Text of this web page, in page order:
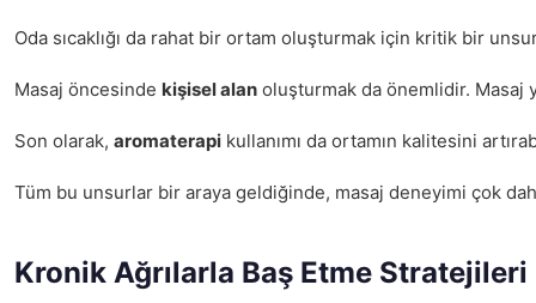
Oda sıcaklığı da rahat bir ortam oluşturmak için kritik bir
Masaj öncesinde kişisel alan oluşturmak da önemlidir. Masaj
Son olarak, aromaterapi kullanımı da ortamın kalitesini
Tüm bu unsurlar bir araya geldiğinde, masaj deneyimi çok
Kronik Ağrılarla Baş Etme Stratejileri